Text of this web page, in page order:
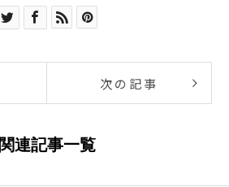
次の記事
関連記事一覧